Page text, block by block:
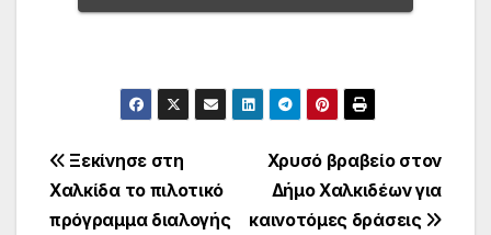
Πλοήγηση
άρθρων
Χρυσό βραβείο στον
Δήμο Χαλκιδέων για
καινοτόμες δράσεις
Ξεκίνησε στη
Χαλκίδα το πιλοτικό
πρόγραμμα διαλογής